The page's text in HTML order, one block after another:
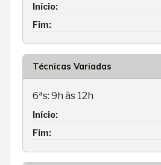
Início:
Fim:
Técnicas Variadas
6ªs: 9h às 12h
Início:
Fim: